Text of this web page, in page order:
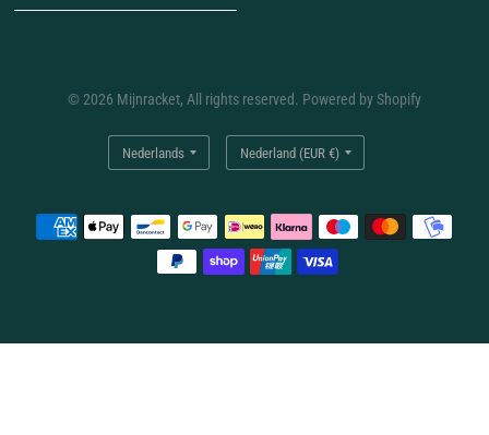
© 2026 Mijnracket, All rights reserved. Powered by Shopify
Land/regio
bijwerken
Land/regio
bijwerken